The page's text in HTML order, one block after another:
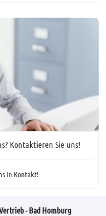
Kontaktieren Sie uns!
in Kontakt!
- Bad Homburg